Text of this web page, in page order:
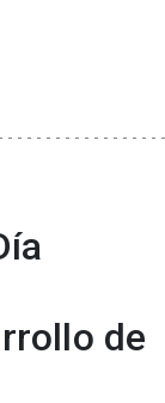
de